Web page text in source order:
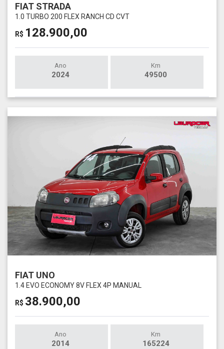
FIAT STRADA
1.0 TURBO 200 FLEX RANCH CD CVT
R$ 128.900,00
Ano
2024
Km
49500
FIAT UNO
1.4 EVO ECONOMY 8V FLEX 4P MANUAL
R$ 38.900,00
Ano
2014
Km
165224